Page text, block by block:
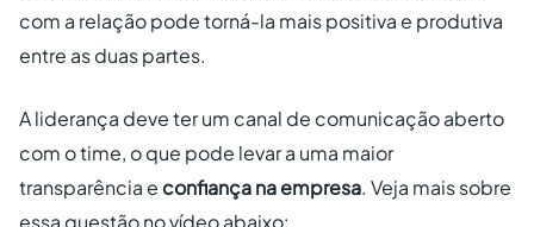
com a relação pode torná-la mais positiva e produtiva
entre as duas partes.
A liderança deve ter um canal de comunicação aberto
com o time, o que pode levar a uma maior
transparência e confiança na empresa. Veja mais sobre
essa questão no vídeo abaixo: